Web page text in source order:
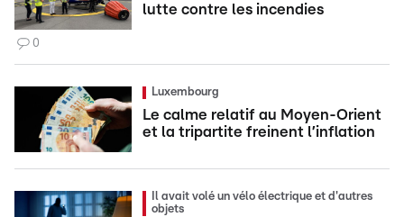
lutte contre les incendies
0
Luxembourg
Le calme relatif au Moyen-Orient
et la tripartite freinent l’inflation
Il avait volé un vélo électrique et d'autres
objets